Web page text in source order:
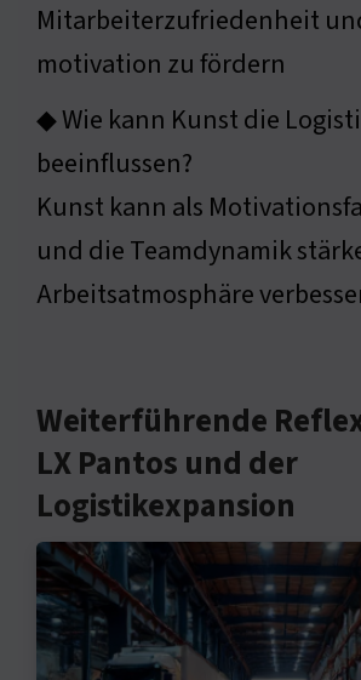
Mitarbeiterzufriedenheit
motivation zu fördern
◆ Wie kann Kunst die
beeinflussen?
Kunst kann als
und die Teamdynamik
Arbeitsatmosphäre
Weiterführende
LX Pantos und der
Logistikexpansion